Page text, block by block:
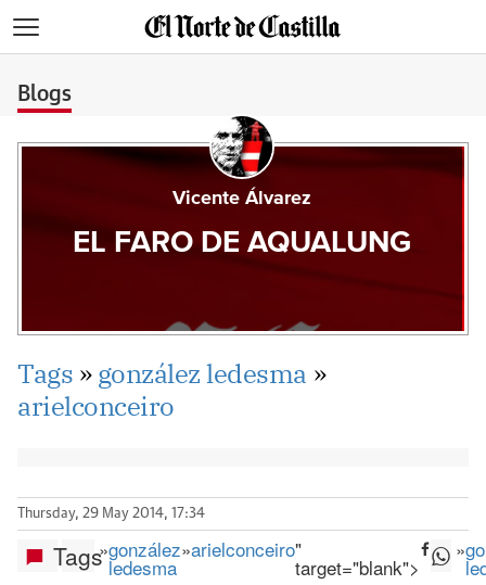
Blogs
Vicente Álvarez
EL FARO DE AQUALUNG
Tags »gonzález ledesma »
arielconceiro
Thursday, 29 May 2014, 17:34
Tags»gonzález
ledesma
»arielconceiro"
target="blank">
»